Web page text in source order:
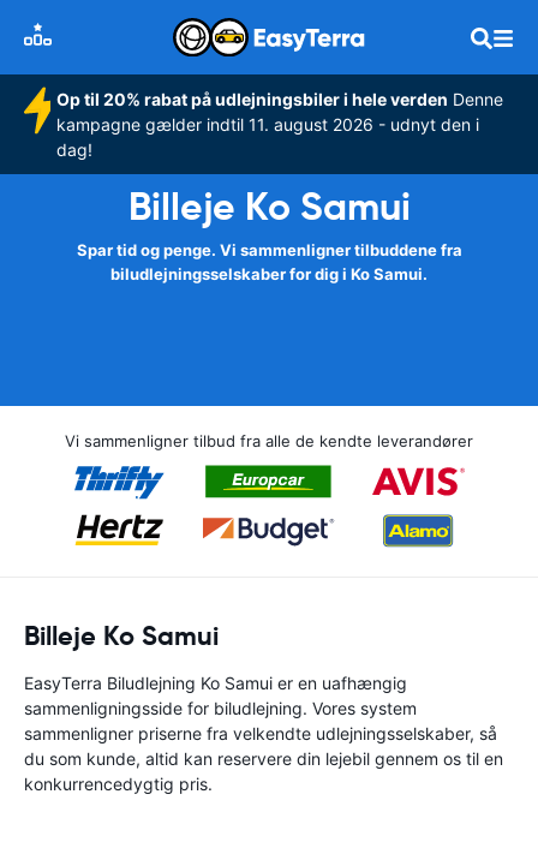
Op til 20% rabat på udlejningsbiler i hele verden Denne
kampagne gælder indtil 11. august 2026 - udnyt den i
dag!
Billeje Ko Samui
Spar tid og penge. Vi sammenligner tilbuddene fra
biludlejningsselskaber for dig i Ko Samui.
Vi sammenligner tilbud fra alle de kendte leverandører
Billeje Ko Samui
EasyTerra Biludlejning Ko Samui er en uafhængig
sammenligningsside for biludlejning. Vores system
sammenligner priserne fra velkendte udlejningsselskaber, så
du som kunde, altid kan reservere din lejebil gennem os til en
konkurrencedygtig pris.